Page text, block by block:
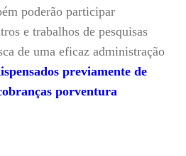
poderão participar
e trabalhos de pesquisas
de uma eficaz administração
previamente de
porventura